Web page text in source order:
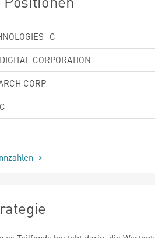
-C
CORPORATION
CORP